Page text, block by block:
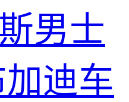
男士
迪车